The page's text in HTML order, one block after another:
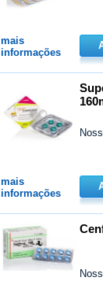
mais
informações
mais
informações